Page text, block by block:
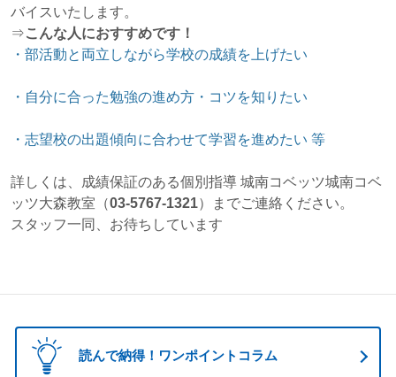
バイスいたします。
⇒こんな人におすすめです！
・部活動と両立しながら学校の成績を上げたい
・自分に合った勉強の進め方・コツを知りたい
・志望校の出題傾向に合わせて学習を進めたい 等
詳しくは、成績保証のある個別指導 城南コベッツ城南コベ
ッツ大森教室（03‐5767-1321）までご連絡ください。
スタッフ一同、お待ちしています
読んで納得！ワンポイントコラム